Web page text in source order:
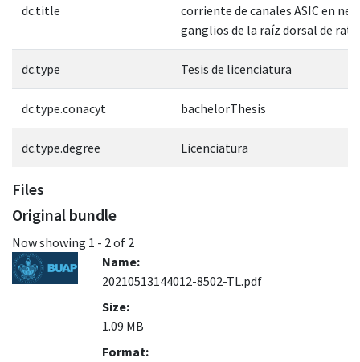
dc.title
corriente de canales ASIC en
ganglios de la raíz dorsal de
dc.type Tesis de licenciatura
dc.type.conacyt bachelorThesis
dc.type.degree Licenciatura
Files
Original bundle
Now showing 1 - 2 of 2
Name:
20210513144012-8502-TL.pdf
Size:
1.09 MB
Format: